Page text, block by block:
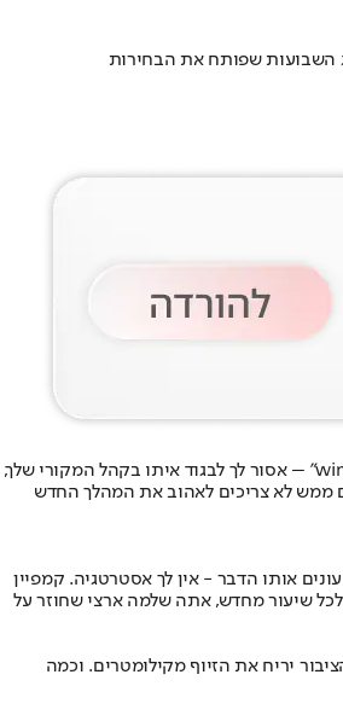
השבועות שפותח את הבחירות
לעולם אל תשכח מי הלך איתך בארץ לא זרועה. מועמדים נוטים לחפש קהלים חדשים מיד כשהם מתחזקים, אבל בלי הבייס – אין קמפיין. הקהל הפוטנציאלי שלך שנקרא "winnables" – אסור לך לבגוד איתו בקהל המקורי שלך,
ממש לא צריכים לאהוב את המהלך החדש
אותו הדבר - אין לך אסטרטגיה. קמפיין
לכל שיעור מחדש, אתה שלמה ארצי שחוזר על
יריח את הזיוף מקילומטרים. וכמה